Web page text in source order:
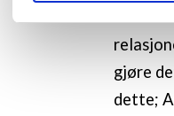
annonsering. Disse
gjøre
dette;